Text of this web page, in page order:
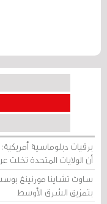
برقيات دبلوماسية
أن الولايات المتحدة تخلت
ساوث تشاينا مورنينغ
بتمزيق الشرق الأوسط